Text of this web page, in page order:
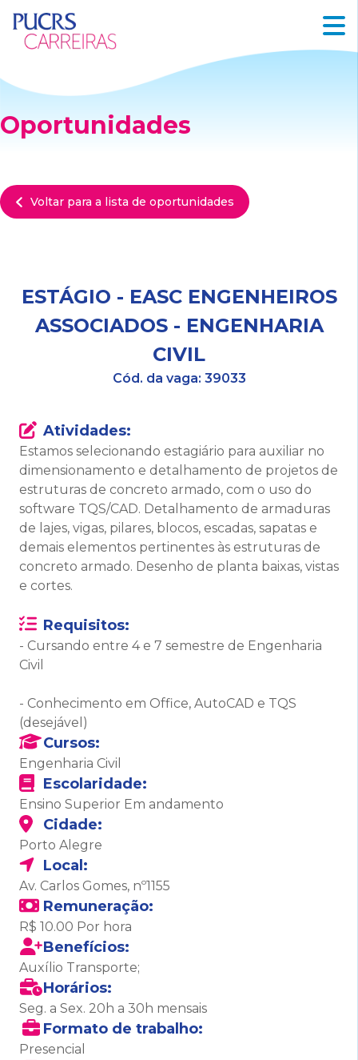
Oportunidades
Voltar para a lista de oportunidades
ESTÁGIO - EASC ENGENHEIROS
ASSOCIADOS - ENGENHARIA
CIVIL
Cód. da vaga: 39033
Atividades:
Estamos selecionando estagiário para auxiliar no
dimensionamento e detalhamento de projetos de
estruturas de concreto armado, com o uso do
software TQS/CAD. Detalhamento de armaduras
de lajes, vigas, pilares, blocos, escadas, sapatas e
demais elementos pertinentes às estruturas de
concreto armado. Desenho de planta baixas, vistas
e cortes.
Requisitos:
- Cursando entre 4 e 7 semestre de Engenharia
Civil
- Conhecimento em Office, AutoCAD e TQS
(desejável)
Cursos:
Engenharia Civil
Escolaridade:
Ensino Superior Em andamento
Cidade:
Porto Alegre
Local:
Av. Carlos Gomes, nº1155
Remuneração:
R$ 10.00 Por hora
Benefícios:
Auxílio Transporte;
Horários:
Seg. a Sex. 20h a 30h mensais
Formato de trabalho:
Presencial